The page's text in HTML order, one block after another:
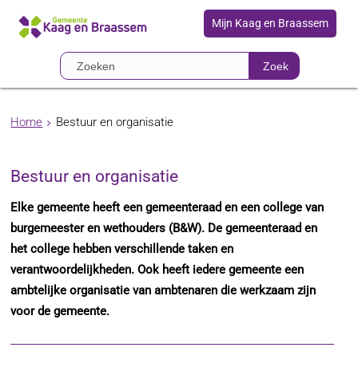
Mijn Kaag en Braassem
Zoek
Home Bestuur en organisatie
Bestuur en organisatie
Elke gemeente heeft een gemeenteraad en een college van
burgemeester en wethouders (B&W). De gemeenteraad en
het college hebben verschillende taken en
verantwoordelijkheden. Ook heeft iedere gemeente een
ambtelijke organisatie van ambtenaren die werkzaam zijn
voor de gemeente.